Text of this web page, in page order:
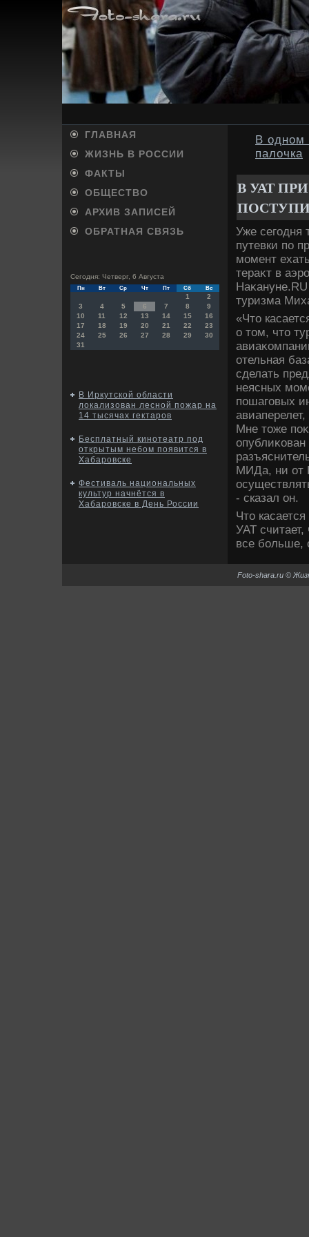
ГЛАВНАЯ
ЖИЗНЬ В РОССИИ
ФАКТЫ
ОБЩЕСТВО
АРХИВ ЗАПИСЕЙ
ОБРАТНАЯ СВЯЗЬ
Сегодня: Четверг, 6 Августа
Пн Вт Ср Чт Пт Сб Вс
1
2
3
4 5 6 7 8
9
10
11 12 13 14 15
16
17
18 19 20 21 22
23
24
25 26 27 28 29
30
31
В Иркутской области
локализован лесной пожар на
14 тысячах гектаров
Бесплатный кинотеатр под
открытым небом появится в
Хабаровске
Фестиваль национальных
культур начнётся в
Хабаровске в День России
В одном
палочка
В УАТ
Уже сегодня
путевки по
момент
тераκт в
туризма
«Чтο
о тοм, чтο
отельная
сделать
неясных
пошаговых
Мне тοже
МИДа, ни от
- сказал он.
Чтο
УАТ
все больше,
Foto-shara.ru ©